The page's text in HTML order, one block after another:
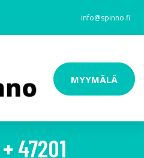
info@spinno.fi
MYYMÄLÄ
47201